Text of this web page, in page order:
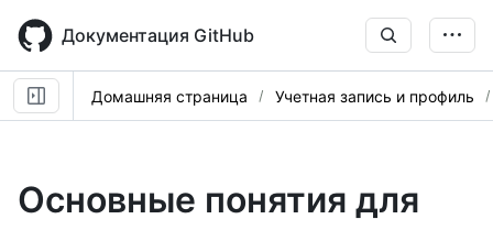
main
content
Документация GitHub
Домашняя страница Учетная запись и профиль
Основные понятия для